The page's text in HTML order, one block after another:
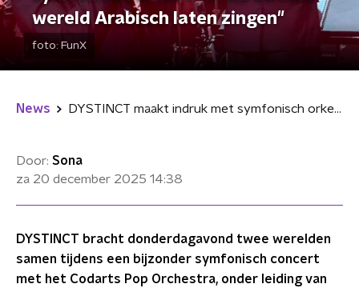
wereld Arabisch laten zingen"
foto: FunX
News DYSTINCT maakt indruk met symfonisch orkest: "Ik wil de hele wereld Arabisch laten zingen"
Door: Sona
za 20 december 2025 14:38
DYSTINCT bracht donderdagavond twee werelden
samen tijdens een bijzonder symfonisch concert
met het Codarts Pop Orchestra, onder leiding van